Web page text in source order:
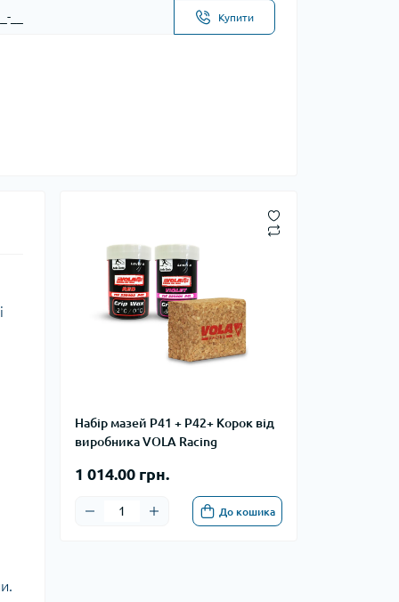
Купити
Набір мазей P41 + P42+ Корок від
виробника VOLA Racing
1 014.00 грн.
До кошика